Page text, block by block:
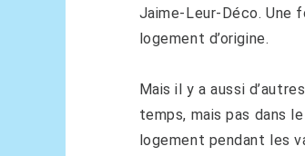
Jaime-Leur-Déco. Une
logement d’origine.
Mais il y a aussi
temps, mais pas dans
logement pendant les